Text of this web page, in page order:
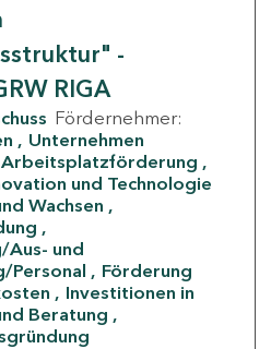
-
RIGA
Fördernehmer:
Unternehmen
Arbeitsplatzförderung
und Technologie
Wachsen
Aus- und
Personal
Förderung
Investitionen in
Beratung